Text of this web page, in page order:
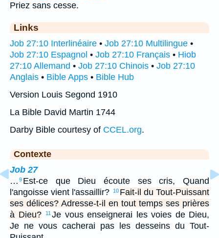
Priez sans cesse.
Links
Job 27:10 Interlinéaire • Job 27:10 Multilingue •
Job 27:10 Espagnol • Job 27:10 Français • Hiob
27:10 Allemand • Job 27:10 Chinois • Job 27:10
Anglais • Bible Apps • Bible Hub
Version Louis Segond 1910
La Bible David Martin 1744
Darby Bible courtesy of CCEL.org.
Contexte
Job 27
… 9 Est-ce que Dieu écoute ses cris, Quand
l'angoisse vient l'assaillir?
10 Fait-il du Tout-Puissant
ses délices? Adresse-t-il en tout temps ses prières
à Dieu?
11 Je vous enseignerai les voies de Dieu,
Je ne vous cacherai pas les desseins du Tout-